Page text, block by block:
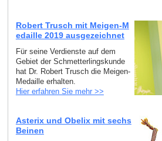
Robert Trusch mit Meigen-M
edaille 2019 ausgezeichnet
Für seine Verdienste auf dem
Gebiet der Schmetterlingskunde
hat Dr. Robert Trusch die Meigen-
Medaille erhalten.
Hier erfahren Sie mehr >>
Asterix und Obelix mit sechs
Beinen